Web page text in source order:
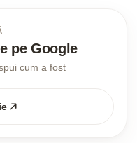
pe Google
cum a fost